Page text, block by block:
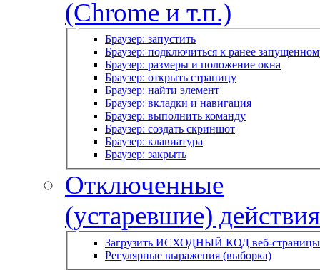
(Chrome и т.п.)
Браузер: запустить
Браузер: подключиться к ранее
Браузер: размеры и положение окна
Браузер: открыть страницу
Браузер: найти элемент
Браузер: вкладки и навигация
Браузер: выполнить команду
Браузер: создать скриншот
Браузер: клавиатура
Браузер: закрыть
Отключенные
(устаревшие) действия
Загрузить ИСХОДНЫЙ КОД веб-страницы
Регулярные выражения (выборка)